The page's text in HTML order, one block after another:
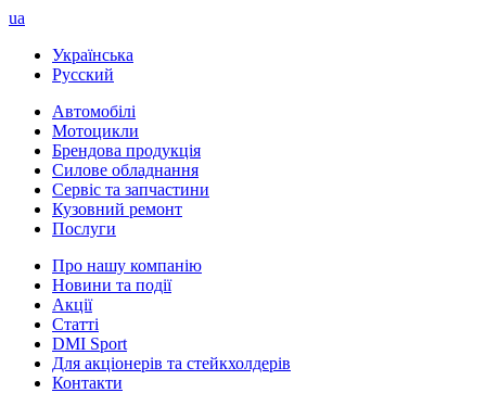
ua
Українська
Русский
Автомобілі
Мотоцикли
Брендова продукція
Силове обладнання
Сервіс та запчастини
Кузовний ремонт
Послуги
Про нашу компанію
Новини та події
Акції
Статті
DMI Sport
Для акціонерів та стейкхолдерів
Контакти